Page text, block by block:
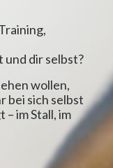
und dir selbst?
wollen,
bei sich selbst
im Stall, im